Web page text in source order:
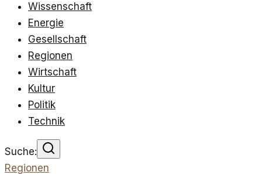
Wissenschaft
Energie
Gesellschaft
Regionen
Wirtschaft
Kultur
Politik
Technik
Suche:
Regionen